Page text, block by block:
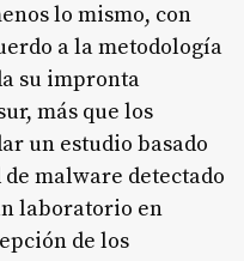
lo mismo, con
a la metodología
su impronta
más que los
un estudio basado
malware detectado
laboratorio en
de los